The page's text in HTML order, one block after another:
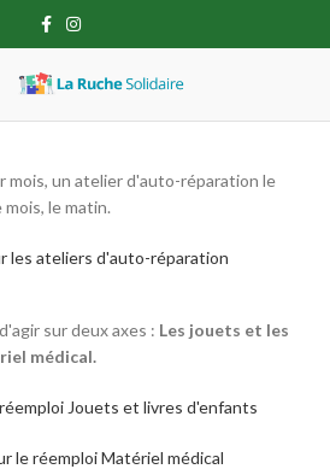
mois, un atelier d'auto-réparation le
le matin.
les ateliers d'auto-réparation
sur deux axes : Les jouets et les
médical.
Jouets et livres d'enfants
le réemploi Matériel médical